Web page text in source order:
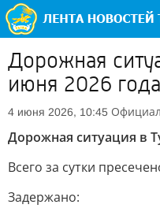
Дорожная
июня 2026 года
4 июня 2026, 10:45
Дорожная ситуация в
Всего за сутки
Задержано: